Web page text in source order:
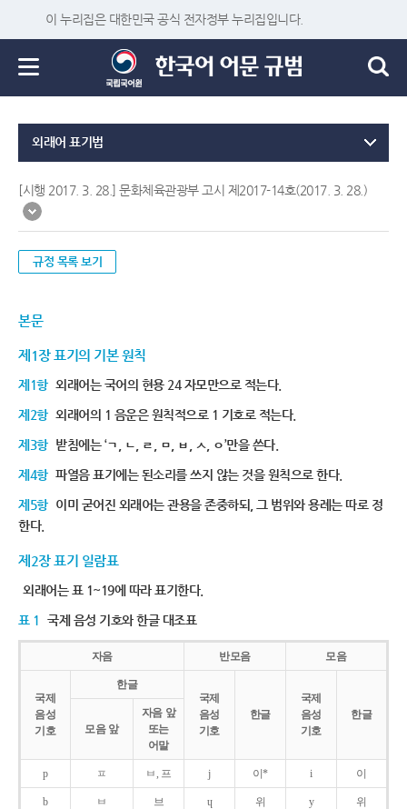
이 누리집은 대한민국 공식 전자정부 누리집입니다.
외래어 표기법
[시행 2017. 3. 28.] 문화체육관광부 고시 제2017-14호(2017. 3. 28.)
규정 목록 보기
본문
제1장 표기의 기본 원칙
제1항 외래어는 국어의 현용 24 자모만으로 적는다.
제2항 외래어의 1 음운은 원칙적으로 1 기호로 적는다.
제3항 받침에는 ‘ㄱ, ㄴ, ㄹ, ㅁ, ㅂ, ㅅ, ㅇ’만을 쓴다.
제4항 파열음 표기에는 된소리를 쓰지 않는 것을 원칙으로 한다.
제5항 이미 굳어진 외래어는 관용을 존중하되, 그 범위와 용례는 따로 정
한다.
제2장 표기 일람표
외래어는 표 1~19에 따라 표기한다.
표 1 국제 음성 기호와 한글 대조표
자음 반모음 모음
국제
음성
기호
한글
국제
음성
기호
한글
국제
음성
기호
한글
모음 앞
자음 앞
또는
어말
p ㅍ ㅂ, 프 j 이* i 이
b ㅂ 브 ɥ 위 y 위